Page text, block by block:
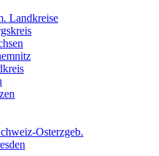
Landkreise
Osterzgeb.